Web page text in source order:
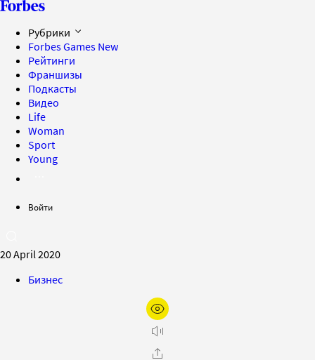
Рубрики
Forbes Games New
Рейтинги
Франшизы
Подкасты
Видео
Life
Woman
Sport
Young
Войти
20 April 2020
Бизнес